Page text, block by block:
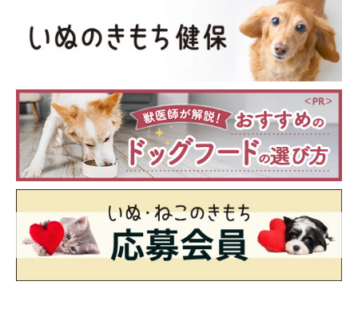
受診する際には、「いつ食べたか」「どのくらい何を食べたのか
（推量で可）」「食べてから運動をしたか」「水を飲んだか」
「どんな症状が見られたか」などをメモして獣医師に見せると、
よりスムーズに診察・治療が進むでしょう。